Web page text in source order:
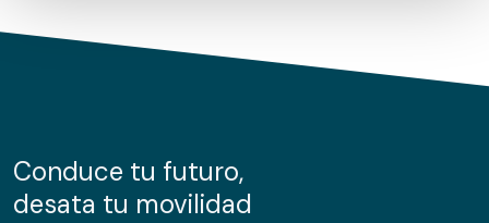
de cookies.
información sobre el uso que haga del sitio web con
nuestros partners de redes sociales, publicidad y análisis
Conduce tu futuro,
desata tu movilidad